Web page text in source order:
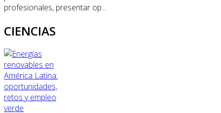
profesionales, presentar op...
CIENCIAS